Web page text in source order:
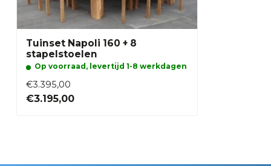
Tuinset Napoli 160 + 8
stapelstoelen
Op voorraad, levertijd 1-8 werkdagen
€3.395,00
€3.195,00